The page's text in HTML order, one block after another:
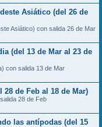
Asiático (del 26 de
Asiático) con salida 26 de Mar
(del 13 de Mar al 23 de
con salida 13 de Mar
de Feb al 18 de Mar)
28 de Feb
las antípodas (del 15